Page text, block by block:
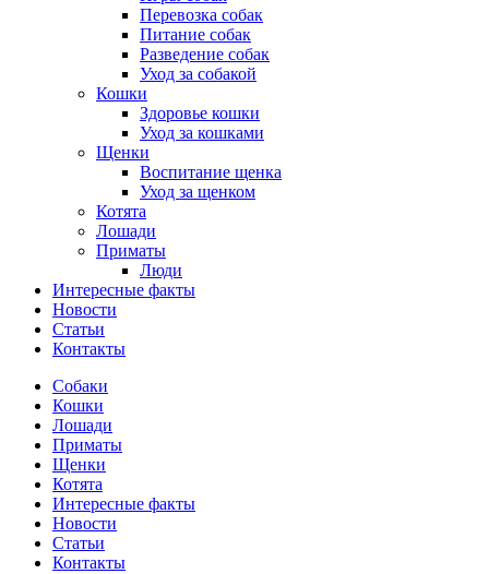
Перевозка собак
Питание собак
Разведение собак
Уход за собакой
Кошки
Здоровье кошки
Уход за кошками
Щенки
Воспитание щенка
Уход за щенком
Котята
Лошади
Приматы
Люди
Интересные факты
Новости
Статьи
Контакты
Собаки
Кошки
Лошади
Приматы
Щенки
Котята
Интересные факты
Новости
Статьи
Контакты